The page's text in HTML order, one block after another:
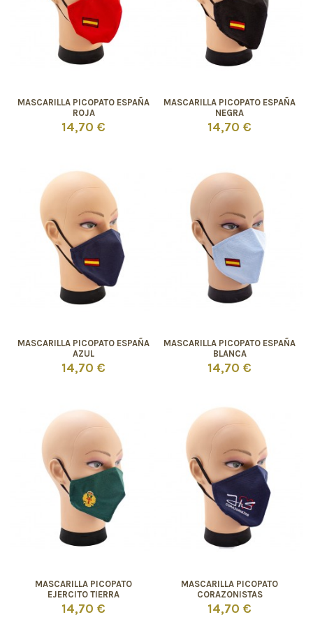
MASCARILLA PICOPATO ESPAÑA
ROJA
14,70 €
MASCARILLA PICOPATO ESPAÑA
NEGRA
14,70 €
MASCARILLA PICOPATO ESPAÑA
AZUL
14,70 €
MASCARILLA PICOPATO ESPAÑA
BLANCA
14,70 €
MASCARILLA PICOPATO
EJERCITO TIERRA
14,70 €
MASCARILLA PICOPATO
CORAZONISTAS
14,70 €